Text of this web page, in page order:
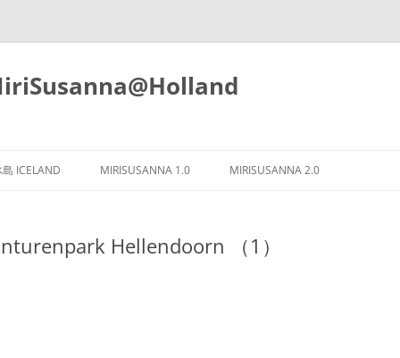
ICELAND MIRISUSANNA 1.0 MIRISUSANNA 2.0
Hellendoorn （1）